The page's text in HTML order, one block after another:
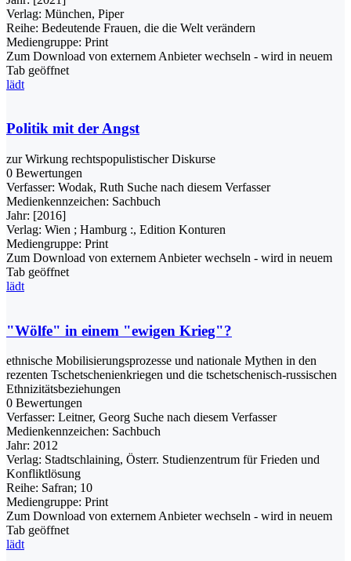
Verlag: München, Piper
Reihe: Bedeutende Frauen, die die Welt verändern
Mediengruppe: Print
Zum Download von externem Anbieter wechseln - wird in neuem
Tab geöffnet
lädt
Politik mit der Angst
zur Wirkung rechtspopulistischer Diskurse
0 Bewertungen
Verfasser: Wodak, Ruth Suche nach diesem Verfasser
Medienkennzeichen: Sachbuch
Jahr: [2016]
Verlag: Wien ; Hamburg :, Edition Konturen
Mediengruppe: Print
Zum Download von externem Anbieter wechseln - wird in neuem
Tab geöffnet
lädt
"Wölfe" in einem "ewigen Krieg"?
ethnische Mobilisierungsprozesse und nationale Mythen in den
rezenten Tschetschenienkriegen und die tschetschenisch-russischen
Ethnizitätsbeziehungen
0 Bewertungen
Verfasser: Leitner, Georg Suche nach diesem Verfasser
Medienkennzeichen: Sachbuch
Jahr: 2012
Verlag: Stadtschlaining, Österr. Studienzentrum für Frieden und
Konfliktlösung
Reihe: Safran; 10
Mediengruppe: Print
Zum Download von externem Anbieter wechseln - wird in neuem
Tab geöffnet
lädt